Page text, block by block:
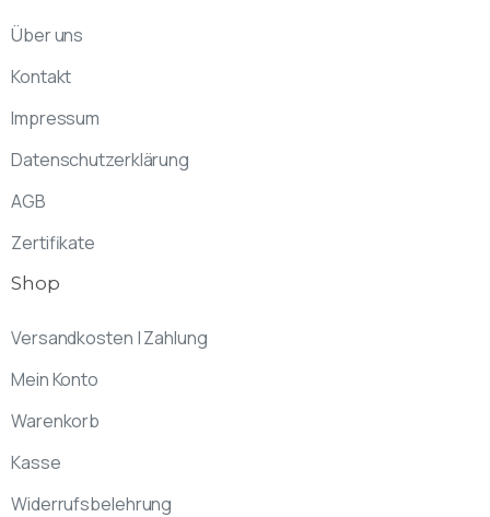
Über uns
Kontakt
Impressum
Datenschutzerklärung
AGB
Zertifikate
Shop
Versandkosten | Zahlung
Mein Konto
Warenkorb
Kasse
Widerrufsbelehrung